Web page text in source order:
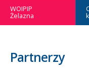
WOIPIP
Żelazna
Partnerzy